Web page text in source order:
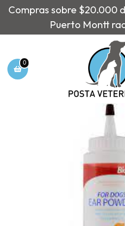
Compras sobre $20.000
Puerto Montt
0